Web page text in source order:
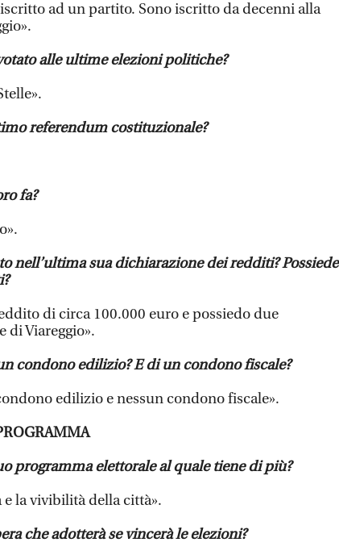
ad un partito. Sono iscritto da decenni alla
alle ultime elezioni politiche?
referendum costituzionale?
fa?
nell’ultima sua dichiarazione dei redditi? Possiede
di circa 100.000 euro e possiedo due
Viareggio».
condono edilizio? E di un condono fiscale?
edilizio e nessun condono fiscale».
programma elettorale al quale tiene di più?
e la vivibilità della città».
che adotterà se vincerà le elezioni?